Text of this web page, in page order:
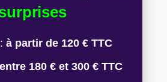
à partir de 120 € TTC
entre 180 € et 300 € TTC